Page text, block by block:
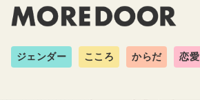
ジェンダー こころ からだ 恋愛